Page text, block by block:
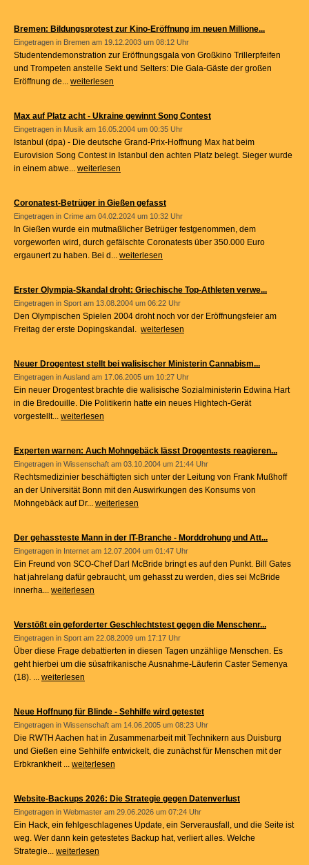
Bremen: Bildungsprotest zur Kino-Eröffnung im neuen Millione...
Eingetragen in Bremen am 19.12.2003 um 08:12 Uhr
Studentendemonstration zur Eröffnungsgala von Großkino Trillerpfeifen
und Trompeten anstelle Sekt und Selters: Die Gala-Gäste der großen
Eröffnung de... weiterlesen
Max auf Platz acht - Ukraine gewinnt Song Contest
Eingetragen in Musik am 16.05.2004 um 00:35 Uhr
Istanbul (dpa) - Die deutsche Grand-Prix-Hoffnung Max hat beim
Eurovision Song Contest in Istanbul den achten Platz belegt. Sieger wurde
in einem abwe... weiterlesen
Coronatest-Betrüger in Gießen gefasst
Eingetragen in Crime am 04.02.2024 um 10:32 Uhr
In Gießen wurde ein mutmaßlicher Betrüger festgenommen, dem
vorgeworfen wird, durch gefälschte Coronatests über 350.000 Euro
ergaunert zu haben. Bei d... weiterlesen
Erster Olympia-Skandal droht: Griechische Top-Athleten verwe...
Eingetragen in Sport am 13.08.2004 um 06:22 Uhr
Den Olympischen Spielen 2004 droht noch vor der Eröffnungsfeier am
Freitag der erste Dopingskandal. weiterlesen
Neuer Drogentest stellt bei walisischer Ministerin Cannabism...
Eingetragen inAusland am 17.06.2005 um 10:27 Uhr
Ein neuer Drogentest brachte die walisische Sozialministerin Edwina Hart
in die Bredouille. Die Politikerin hatte ein neues Hightech-Gerät
vorgestellt... weiterlesen
Experten warnen: Auch Mohngebäck lässt Drogentests reagieren...
Eingetragen in Wissenschaft am 03.10.2004 um 21:44 Uhr
Rechtsmedizinier beschäftigten sich unter der Leitung von Frank Mußhoff
an der Universität Bonn mit den Auswirkungen des Konsums von
Mohngebäck auf Dr... weiterlesen
Der gehassteste Mann in der IT-Branche - Morddrohung und Att...
Eingetragen in Internet am 12.07.2004 um 01:47 Uhr
Ein Freund von SCO-Chef Darl McBride bringt es auf den Punkt. Bill Gates
hat jahrelang dafür gebraucht, um gehasst zu werden, dies sei McBride
innerha... weiterlesen
Verstößt ein geforderter Geschlechtstest gegen die Menschenr...
Eingetragen in Sport am 22.08.2009 um 17:17 Uhr
Über diese Frage debattierten in diesen Tagen unzählige Menschen. Es
geht hierbei um die süsafrikanische Ausnahme-Läuferin Caster Semenya
(18). ... weiterlesen
Neue Hoffnung für Blinde - Sehhilfe wird getestet
Eingetragen in Wissenschaft am 14.06.2005 um 08:23 Uhr
Die RWTH Aachen hat in Zusammenarbeit mit Technikern aus Duisburg
und Gießen eine Sehhilfe entwickelt, die zunächst für Menschen mit der
Erbkrankheit ... weiterlesen
Website-Backups 2026: Die Strategie gegen Datenverlust
Eingetragen in Webmaster am 29.06.2026 um 07:24 Uhr
Ein Hack, ein fehlgeschlagenes Update, ein Serverausfall, und die Seite ist
weg. Wer dann kein getestetes Backup hat, verliert alles. Welche
Strategie... weiterlesen